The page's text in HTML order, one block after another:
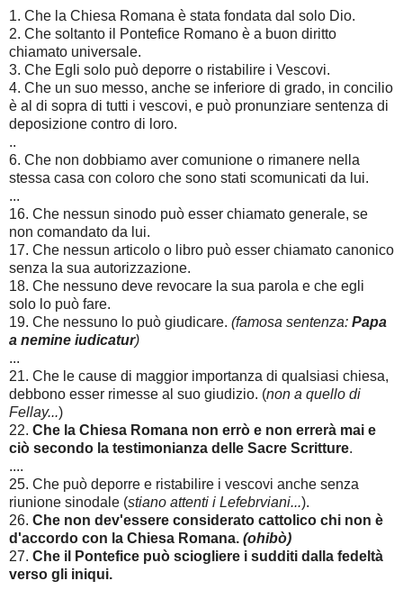
1. Che la Chiesa Romana è stata fondata dal solo Dio.
2. Che soltanto il Pontefice Romano è a buon diritto
chiamato universale.
3. Che Egli solo può deporre o ristabilire i Vescovi.
4. Che un suo messo, anche se inferiore di grado, in concilio
è al di sopra di tutti i vescovi, e può pronunziare sentenza di
deposizione contro di loro.
..
6. Che non dobbiamo aver comunione o rimanere nella
stessa casa con coloro che sono stati scomunicati da lui.
...
16. Che nessun sinodo può esser chiamato generale, se
non comandato da lui.
17. Che nessun articolo o libro può esser chiamato canonico
senza la sua autorizzazione.
18. Che nessuno deve revocare la sua parola e che egli
solo lo può fare.
19. Che nessuno lo può giudicare. (famosa sentenza: Papa
a nemine iudicatur)
...
21. Che le cause di maggior importanza di qualsiasi chiesa,
debbono esser rimesse al suo giudizio. (non a quello di
Fellay...)
22. Che la Chiesa Romana non errò e non errerà mai e
ciò secondo la testimonianza delle Sacre Scritture.
....
25. Che può deporre e ristabilire i vescovi anche senza
riunione sinodale (stiano attenti i Lefebrviani...).
26. Che non dev'essere considerato cattolico chi non è
d'accordo con la Chiesa Romana. (ohibò)
27. Che il Pontefice può sciogliere i sudditi dalla fedeltà
verso gli iniqui.